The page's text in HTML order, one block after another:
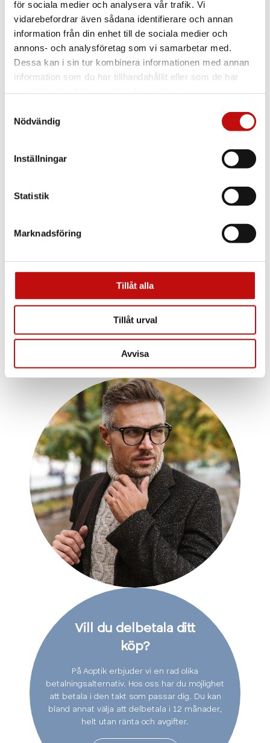
för sociala medier och analysera vår trafik. Vi
vidarebefordrar även sådana identifierare och annan
information från din enhet till de sociala medier och
annons- och analysföretag som vi samarbetar med.
Dessa kan i sin tur kombinera informationen med annan
information som du har tillhandahållit eller som de har
Nödvändig
Inställningar
Statistik
Marknadsföring
Tillåt alla
Tillåt urval
Avvisa
glas? Att ha rätt glas som är anpassade efter
dig och dina behov är helt avgörande när det
borde välja beror såklart på din syn, men även
Läs mer
Vill du delbetala ditt
köp?
På Aoptik erbjuder vi en rad olika
betalningsalternativ. Hos oss har du möjlighet
att betala i den takt som passar dig. Du kan
bland annat välja att delbetala i 12 månader,
helt utan ränta och avgifter.